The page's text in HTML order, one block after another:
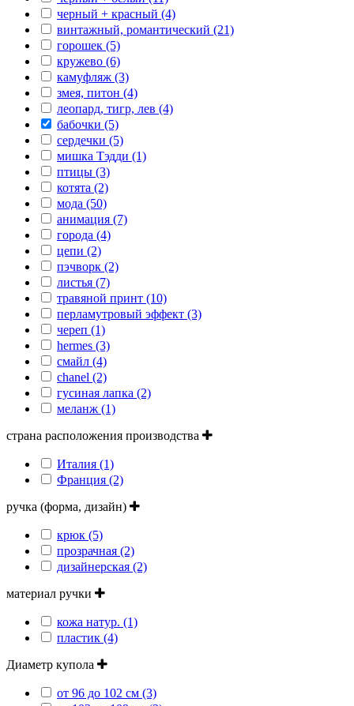
черный + красный (4)
винтажный, романтический (21)
горошек (5)
кружево (6)
камуфляж (3)
змея, питон (4)
леопард, тигр, лев (4)
бабочки (5)
сердечки (5)
мишка Тэдди (1)
птицы (3)
котята (2)
мода (50)
анимация (7)
города (4)
цепи (2)
пэчворк (2)
листья (7)
травяной принт (10)
перламутровый эффект (3)
череп (1)
hermes (3)
смайл (4)
сhanel (2)
гусиная лапка (2)
меланж (1)
страна расположения производства
Италия (1)
Франция (2)
ручка (форма, дизайн)
крюк (5)
прозрачная (2)
дизайнерская (2)
материал ручки
кожа натур. (1)
пластик (4)
Диаметр купола
от 96 до 102 см (3)